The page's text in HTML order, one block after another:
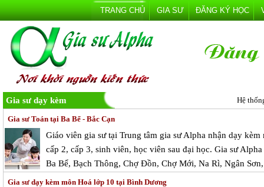
TRANG CHỦ GIA SƯ ĐĂNG KÝ HỌC
Gia sư dạy kèm Hệ
Gia sư Toán tại Ba Bể - Bắc Cạn
Giáo viên gia sư tại Trung tâm gia sư Alpha nhận dạy
cấp 2, cấp 3, sinh viên, học viên sau đại học. Gia sư
Ba Bể, Bạch Thông, Chợ Đồn, Chợ Mới, Na Rì, Ngân
Gia sư dạy kèm môn Hoá lớp 10 tại Bình Dương